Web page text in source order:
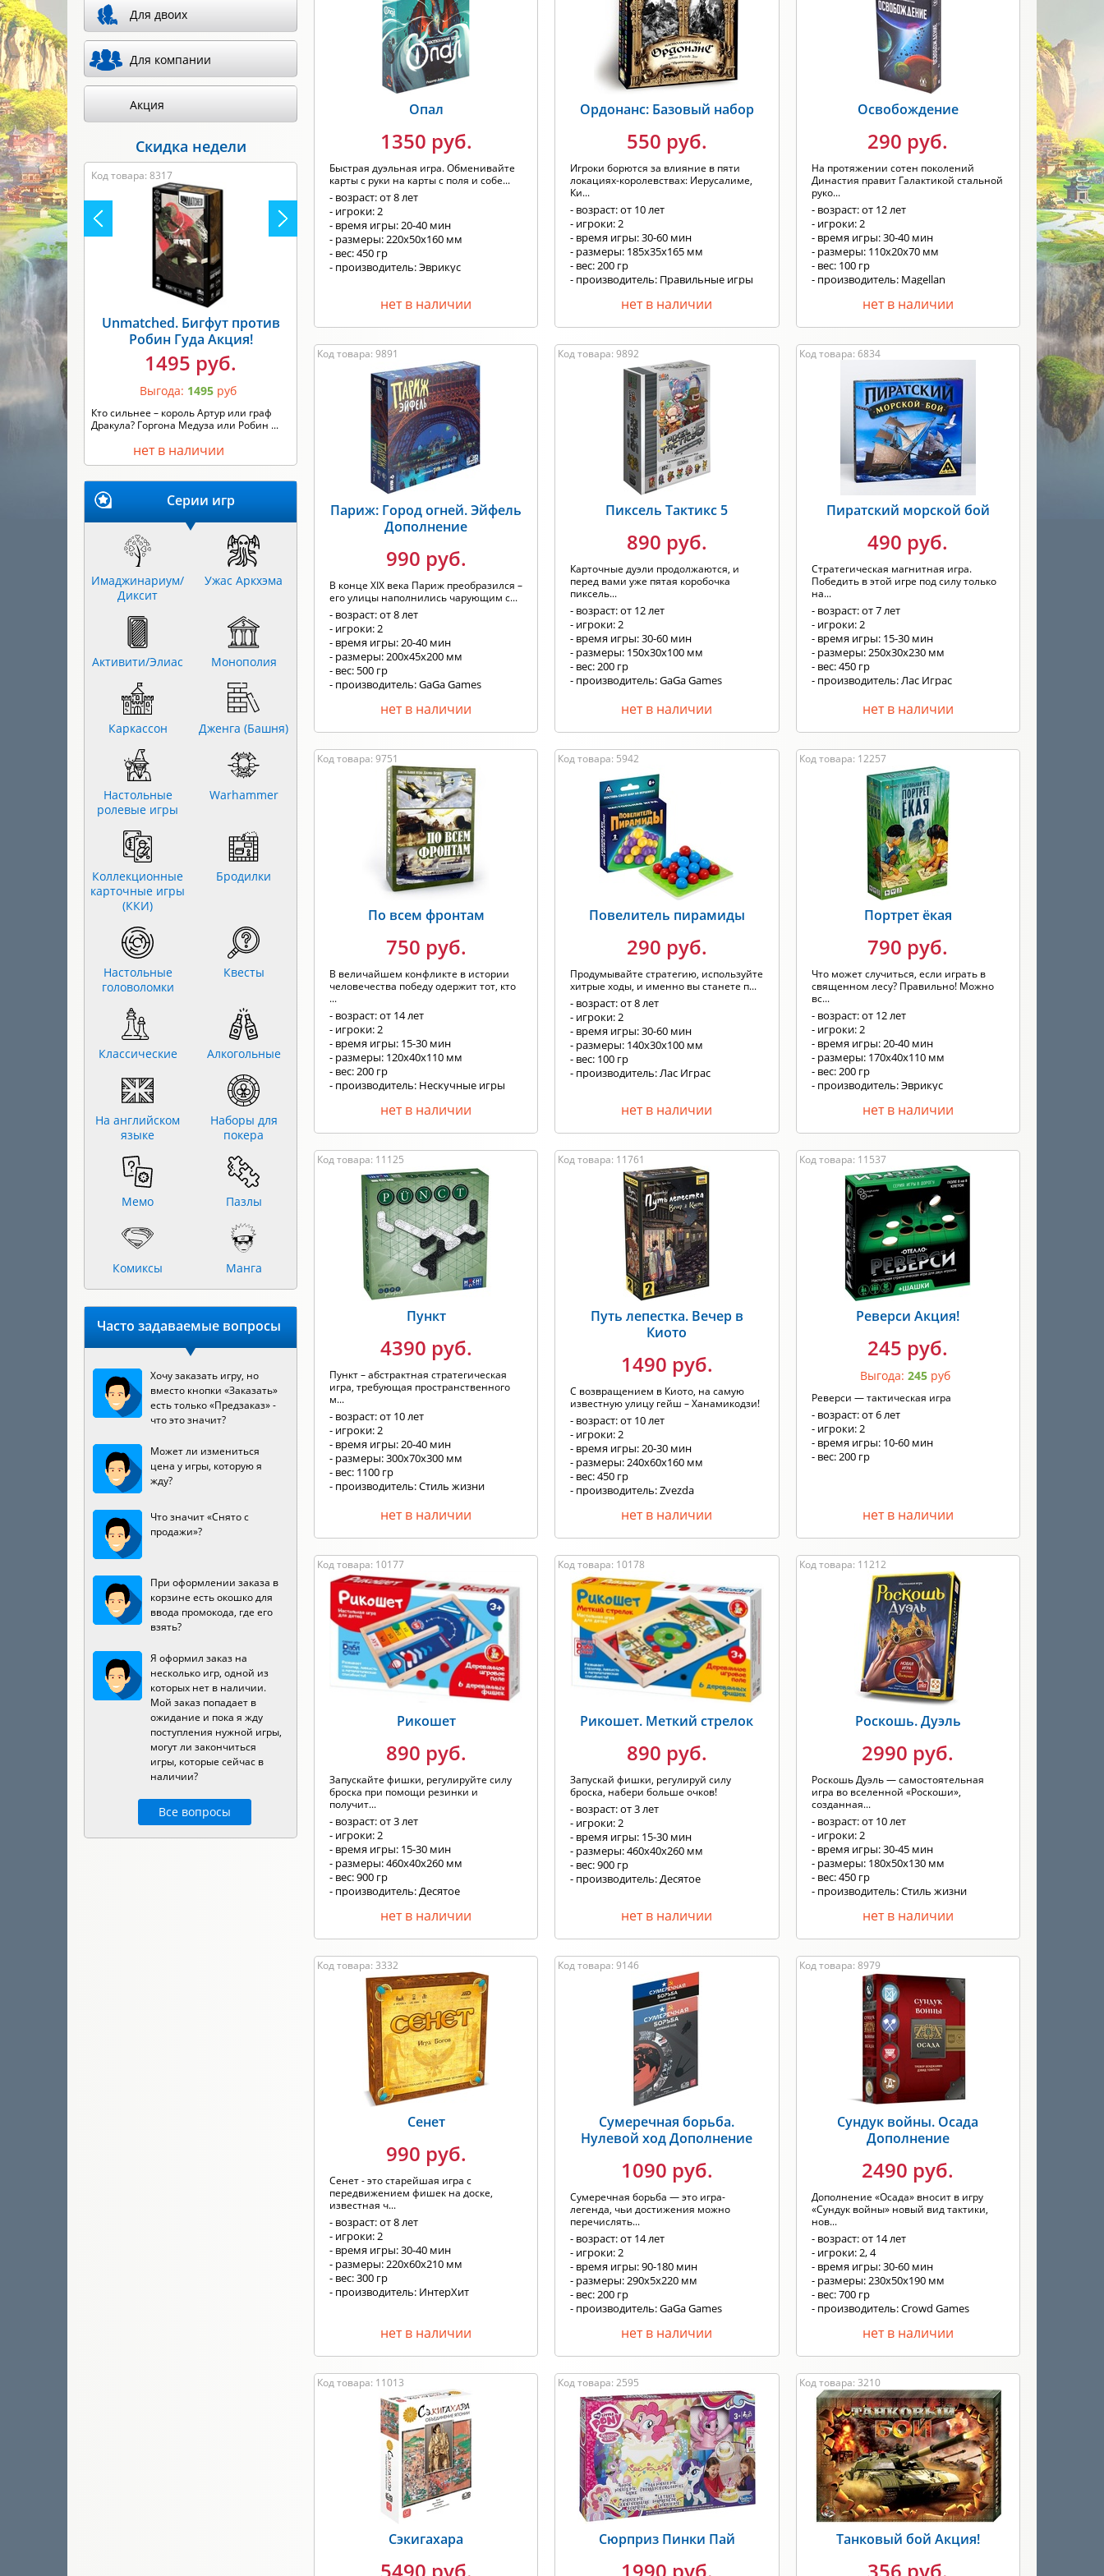
Хит продаж Новинка
Производитель: Любой ПРИМЕНИТЬ
Опал
1350 руб.
Быстрая дуэльная игра. Обменивайте
карты с руки на карты с поля и собе...
- возраст: от 8 лет
- игроки: 2
- время игры: 20-40 мин
- размеры: 220х50х160 мм
- вес: 450 гр
- производитель: Эврикус
нет в наличии
Ордонанс: Базовый набор
550 руб.
Игроки борются за влияние в пяти
локациях-королевствах: Иерусалиме,
Ки...
- возраст: от 10 лет
- игроки: 2
- время игры: 30-60 мин
- размеры: 185x35x165 мм
- вес: 200 гр
- производитель: Правильные игры
нет в наличии
Освобождение
290 руб.
На протяжении сотен поколений
Династия правит Галактикой стальной
руко...
- возраст: от 12 лет
- игроки: 2
- время игры: 30-40 мин
- размеры: 110x20x70 мм
- вес: 100 гр
- производитель: Magellan
нет в наличии
Код товара: 9891
Париж: Город огней. Эйфель
Дополнение
990 руб.
В конце XIX века Париж преобразился –
его улицы наполнились чарующим с...
- возраст: от 8 лет
- игроки: 2
- время игры: 20-40 мин
- размеры: 200x45x200 мм
- вес: 500 гр
- производитель: GaGa Games
нет в наличии
Код товара: 9892
Пиксель Тактикс 5
890 руб.
Карточные дуэли продолжаются, и
перед вами уже пятая коробочка
пиксель...
- возраст: от 12 лет
- игроки: 2
- время игры: 30-60 мин
- размеры: 150х30х100 мм
- вес: 200 гр
- производитель: GaGa Games
нет в наличии
Код товара: 6834
Пиратский морской бой
490 руб.
Стратегическая магнитная игра.
Победить в этой игре под силу только
на...
- возраст: от 7 лет
- игроки: 2
- время игры: 15-30 мин
- размеры: 250х30х230 мм
- вес: 450 гр
- производитель: Лас Играс
нет в наличии
Код товара: 9751
По всем фронтам
750 руб.
В величайшем конфликте в истории
человечества победу одержит тот, кто
...
- возраст: от 14 лет
- игроки: 2
- время игры: 15-30 мин
- размеры: 120x40x110 мм
- вес: 200 гр
- производитель: Нескучные игры
нет в наличии
Код товара: 5942
Повелитель пирамиды
290 руб.
Продумывайте стратегию, используйте
хитрые ходы, и именно вы станете п...
- возраст: от 8 лет
- игроки: 2
- время игры: 30-60 мин
- размеры: 140х30х100 мм
- вес: 100 гр
- производитель: Лас Играс
нет в наличии
Код товара: 12257
Портрет ёкая
790 руб.
Что может случиться, если играть в
священном лесу? Правильно! Можно
вс...
- возраст: от 12 лет
- игроки: 2
- время игры: 20-40 мин
- размеры: 170х40х110 мм
- вес: 200 гр
- производитель: Эврикус
нет в наличии
Код товара: 11125
Пункт
4390 руб.
Пункт – абстрактная стратегическая
игра, требующая пространственного
м...
- возраст: от 10 лет
- игроки: 2
- время игры: 20-40 мин
- размеры: 300х70х300 мм
- вес: 1100 гр
- производитель: Стиль жизни
нет в наличии
Код товара: 11761
Путь лепестка. Вечер в
Киото
1490 руб.
С возвращением в Киото, на самую
известную улицу гейш – Ханамикодзи!
- возраст: от 10 лет
- игроки: 2
- время игры: 20-30 мин
- размеры: 240x60x160 мм
- вес: 450 гр
- производитель: Zvezda
нет в наличии
Код товара: 11537
Реверси Акция!
245 руб.
Выгода:245 руб
Реверси — тактическая игра
- возраст: от 6 лет
- игроки: 2
- время игры: 10-60 мин
- вес: 200 гр
нет в наличии
Код товара: 10177
Рикошет
890 руб.
Запускайте фишки, регулируйте силу
броска при помощи резинки и
получит...
- возраст: от 3 лет
- игроки: 2
- время игры: 15-30 мин
- размеры: 460x40x260 мм
- вес: 900 гр
- производитель: Десятое
нет в наличии
Код товара: 10178
Рикошет. Меткий стрелок
890 руб.
Запускай фишки, регулируй силу
броска, набери больше очков!
- возраст: от 3 лет
- игроки: 2
- время игры: 15-30 мин
- размеры: 460x40x260 мм
- вес: 900 гр
- производитель: Десятое
нет в наличии
Код товара: 11212
Роскошь. Дуэль
2990 руб.
Роскошь Дуэль — самостоятельная
игра во вселенной «Роскоши»,
созданная...
- возраст: от 10 лет
- игроки: 2
- время игры: 30-45 мин
- размеры: 180х50х130 мм
- вес: 450 гр
- производитель: Стиль жизни
нет в наличии
Код товара: 3332
Сенет
990 руб.
Сенет - это старейшая игра с
передвижением фишек на доске,
известная ч...
- возраст: от 8 лет
- игроки: 2
- время игры: 30-40 мин
- размеры: 220х60х210 мм
- вес: 300 гр
- производитель: ИнтерХит
нет в наличии
Код товара: 9146
Сумеречная борьба.
Нулевой ход Дополнение
1090 руб.
Сумеречная борьба — это игра-
легенда, чьи достижения можно
перечислять...
- возраст: от 14 лет
- игроки: 2
- время игры: 90-180 мин
- размеры: 290х5х220 мм
- вес: 200 гр
- производитель: GaGa Games
нет в наличии
Код товара: 8979
Сундук войны. Осада
Дополнение
2490 руб.
Дополнение «Осада» вносит в игру
«Сундук войны» новый вид тактики,
нов...
- возраст: от 14 лет
- игроки: 2, 4
- время игры: 30-60 мин
- размеры: 230x50x190 мм
- вес: 700 гр
- производитель: Crowd Games
нет в наличии
Код товара: 11013
Сэкигахара
Код товара: 2595
Сюрприз Пинки Пай
Код товара: 3210
Танковый бой Акция!
Для двоих
Для компании
Акция
Скидка недели
Код товара: 8317
Unmatched. Бигфут против
Робин Гуда Акция!
1495 руб.
Выгода: 1495 руб
Кто сильнее – король Артур или граф
Дракула? Горгона Медуза или Робин ...
нет в наличии
Серии игр
Имаджинариум/
Диксит
Ужас Аркхэма
Активити/Элиас Монополия
Каркассон Дженга (Башня)
Настольные
ролевые игры
Warhammer
Коллекционные
карточные игры
(ККИ)
Бродилки
Настольные
головоломки
Квесты
Классические Алкогольные
На английском
языке
Наборы для
покера
Мемо Пазлы
Комиксы Манга
Часто задаваемые вопросы
Хочу заказать игру, но
вместо кнопки «Заказать»
есть только «Предзаказ» -
что это значит?
Может ли измениться
цена у игры, которую я
жду?
Что значит «Снято с
продажи»?
При оформлении заказа в
корзине есть окошко для
ввода промокода, где его
взять?
Я оформил заказ на
несколько игр, одной из
которых нет в наличии.
Мой заказ попадает в
ожидание и пока я жду
поступления нужной игры,
могут ли закончиться
игры, которые сейчас в
наличии?
Все вопросы